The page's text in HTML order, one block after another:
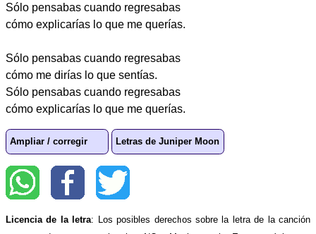
Sólo pensabas cuando regresabas
cómo explicarías lo que me querías.
Sólo pensabas cuando regresabas
cómo me dirías lo que sentías.
Sólo pensabas cuando regresabas
cómo explicarías lo que me querías.
Ampliar / corregir Letras de Juniper Moon
Licencia de la letra: Los posibles derechos sobre la letra de la canción